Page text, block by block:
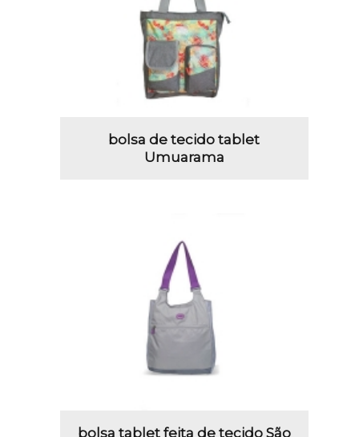
bolsa de tecido tablet
Umuarama
bolsa tablet feita de tecido São